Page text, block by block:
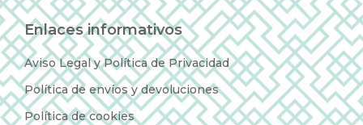
Enlaces informativos
Aviso Legal y Política de Privacidad
Política de envíos y devoluciones
Política de cookies